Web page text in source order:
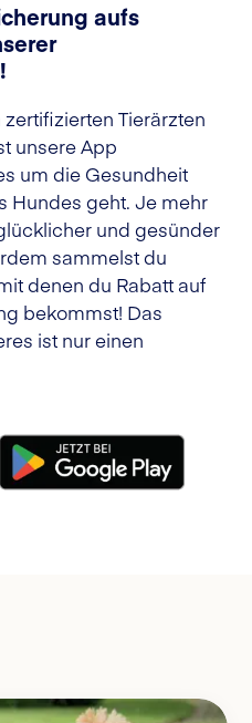
aufs
Tierärzten
unsere App
um die Gesundheit
Hundes geht. Je mehr
und gesünder
sammelst du
denen du Rabatt auf
bekommst! Das
ist nur einen